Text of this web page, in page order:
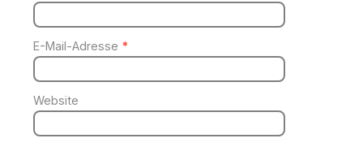
E-Mail-Adresse *
Website